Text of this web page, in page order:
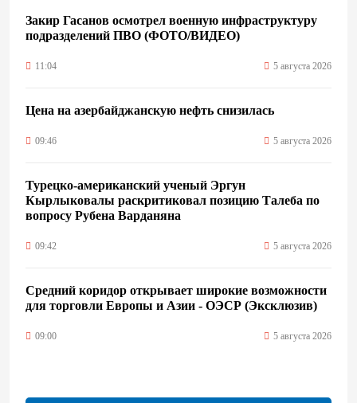
Закир Гасанов осмотрел военную инфраструктуру
подразделений ПВО (ФОТО/ВИДЕО)
11:04 5 августа 2026
Цена на азербайджанскую нефть cнизилась
09:46 5 августа 2026
Турецко-американский ученый Эргун
Кырлыковалы раскритиковал позицию Талеба по
вопросу Рубена Варданяна
09:42 5 августа 2026
Средний коридор открывает широкие возможности
для торговли Европы и Азии - ОЭСР (Эксклюзив)
09:00 5 августа 2026
платежи превращаются в инфраструктуру роста